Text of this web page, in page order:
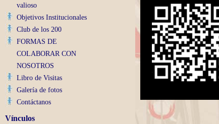
valioso
Objetivos Institucionales
Club de los 200
FORMAS DE
COLABORAR CON
NOSOTROS
Libro de Visitas
Galería de fotos
Contáctanos
Vínculos